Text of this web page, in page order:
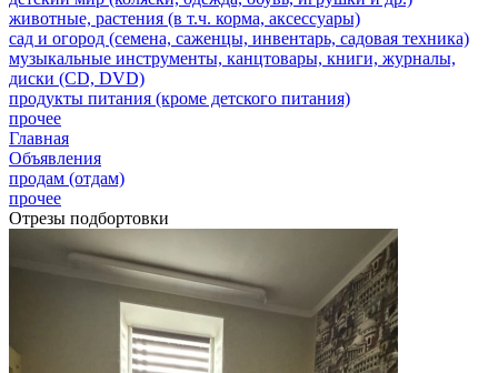
животные, растения (в т.ч. корма, аксессуары)
сад и огород (семена, саженцы, инвентарь, садовая техника)
музыкальные инструменты, канцтовары, книги, журналы,
диски (CD, DVD)
продукты питания (кроме детского питания)
прочее
Главная
Объявления
продам (отдам)
прочее
Отрезы подбортовки